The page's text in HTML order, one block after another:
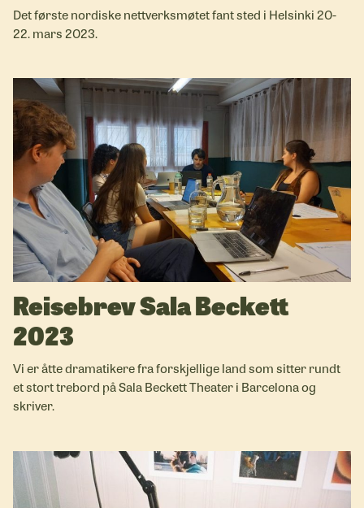
Det første nordiske nettverksmøtet fant sted i Helsinki 20-
22. mars 2023.
Reisebrev Sala Beckett
2023
Vi er åtte dramatikere fra forskjellige land som sitter rundt
et stort trebord på Sala Beckett Theater i Barcelona og
skriver.